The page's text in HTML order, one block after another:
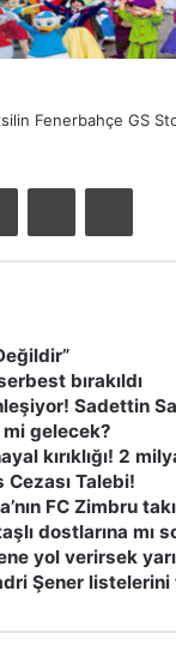
Fenerbahçe GS
bırakıldı
Sadettin
gelecek?
kırıklığı! 2
Cezası Talebi!
FC Zimbru
dostlarına mı
yol verirsek
Şener